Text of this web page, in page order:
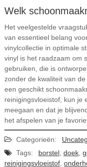
Welk
Het veelgestelde
van essentieel belang
vinylcollectie in optimale
vinyl is het raadzaam om
gebruiken, die is
zonder de kwaliteit van
een geschikt
reinigingsvloeistof, kun je
meegaan en dat je
het afspelen van je
Categorieën:
Tags:
borstel, doek,
reinigingsvloeistof,